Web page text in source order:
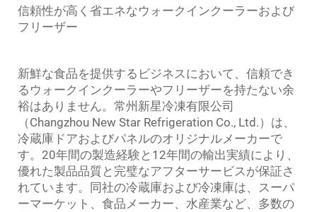
信頼性が高く省エネなウォークインクーラーおよび
フリーザー
新鮮な食品を提供するビジネスにおいて、信頼でき
るウォークインクーラーやフリーザーを持たない余
裕はありません。常州新星冷凍有限公司
（Changzhou New Star Refrigeration Co., Ltd.）は、
冷蔵庫ドアおよびパネルのオリジナルメーカーで
す。20年間の製造経験と12年間の輸出実績により、
優れた製品品質と完璧なアフターサービスが保証さ
れています。同社の冷蔵庫および冷凍庫は、スーパ
ーマーケット、食品メーカー、水産業など、多数の